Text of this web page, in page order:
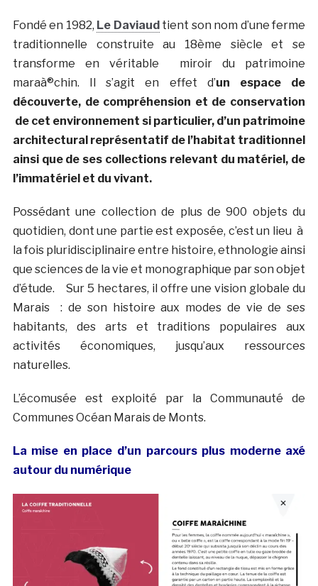
Fondé en 1982, Le Daviaudtient son nom d’une ferme
traditionnelle construite au 18ème siècle et se
transforme en véritable miroir du patrimoine
maraà®chin. Il s’agit en effet d’un espace de
découverte, de compréhension et de conservation
de cet environnement si particulier, d’un patrimoine
architectural représentatif de l’habitat traditionnel
ainsi que de ses collections relevant du matériel, de
l’immatériel et du vivant.
Possédant une collection de plus de 900 objets du
quotidien, dont une partie est exposée, c’est un lieu à
la fois pluridisciplinaire entre histoire, ethnologie ainsi
que sciences de la vie et monographique par son objet
d’étude. Sur 5 hectares, il offre une vision globale du
Marais : de son histoire aux modes de vie de ses
habitants, des arts et traditions populaires aux
activités économiques, jusqu’aux ressources
naturelles.
L’écomusée est exploité par la Communauté de
Communes Océan Marais de Monts.
La mise en place d’un parcours plus moderne axé
autour du numérique